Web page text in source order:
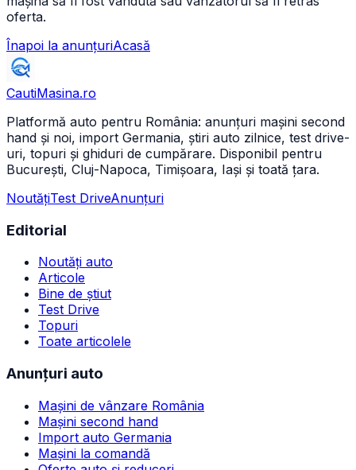
oferta.
Înapoi la anunțuriAcasă
CautiMasina.ro
Platformă auto pentru România: anunțuri mașini second
hand și noi, import Germania, știri auto zilnice, test drive-
uri, topuri și ghiduri de cumpărare. Disponibil pentru
București, Cluj-Napoca, Timișoara, Iași și toată țara.
NoutățiTest DriveAnunțuri
Editorial
Noutăți auto
Articole
Bine de știut
Test Drive
Topuri
Toate articolele
Anunțuri auto
Mașini de vânzare România
Mașini second hand
Import auto Germania
Mașini la comandă